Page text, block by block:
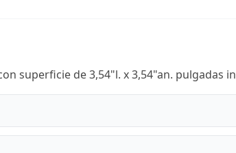
superficie de 3,54"l. x 3,54"an. pulgadas in